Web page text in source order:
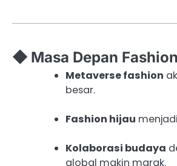
◆ Masa Depan
Metaverse fashion
besar.
Fashion hijau
Kolaborasi budaya
global makin marak.